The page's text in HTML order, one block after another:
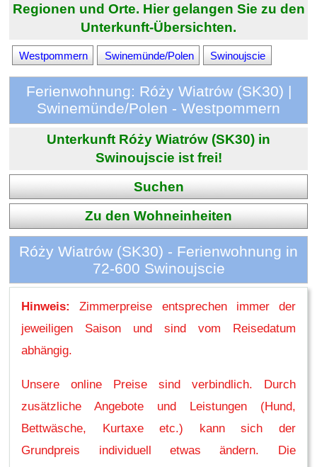
Regionen und Orte. Hier gelangen Sie zu den
Unterkunft-Übersichten.
Westpommern Swinemünde/Polen Swinoujscie
Ferienwohnung: Róży Wiatrów (SK30) |
Swinemünde/Polen - Westpommern
Unterkunft Róży Wiatrów (SK30) in
Swinoujscie ist frei!
Suchen
Zu den Wohneinheiten
Róży Wiatrów (SK30) - Ferienwohnung in
72-600 Swinoujscie
Hinweis:
Zimmerpreise entsprechen immer der
jeweiligen Saison und sind vom Reisedatum
abhängig.
Unsere online Preise sind verbindlich. Durch
zusätzliche Angebote und Leistungen (Hund,
Bettwäsche, Kurtaxe etc.) kann sich der
Grundpreis individuell etwas ändern. Die